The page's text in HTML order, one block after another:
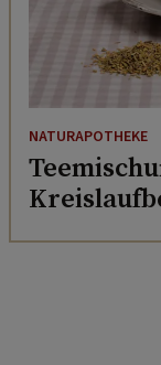
NATURAPOTHEKE